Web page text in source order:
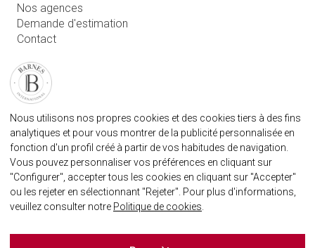
Nos agences
Demande d'estimation
Contact
FAQ
AGENECE IMMOBILIÈRE BARNES MARBELLA
marbella@barnes-international.com
+34 614 25 01 89
Nous utilisons nos propres cookies et des cookies tiers à des fins
analytiques et pour vous montrer de la publicité personnalisée en
fonction d'un profil créé à partir de vos habitudes de navigation.
Vous pouvez personnaliser vos préférences en cliquant sur
"Configurer", accepter tous les cookies en cliquant sur "Accepter"
ou les rejeter en sélectionnant "Rejeter". Pour plus d'informations,
veuillez consulter notre Politique de cookies